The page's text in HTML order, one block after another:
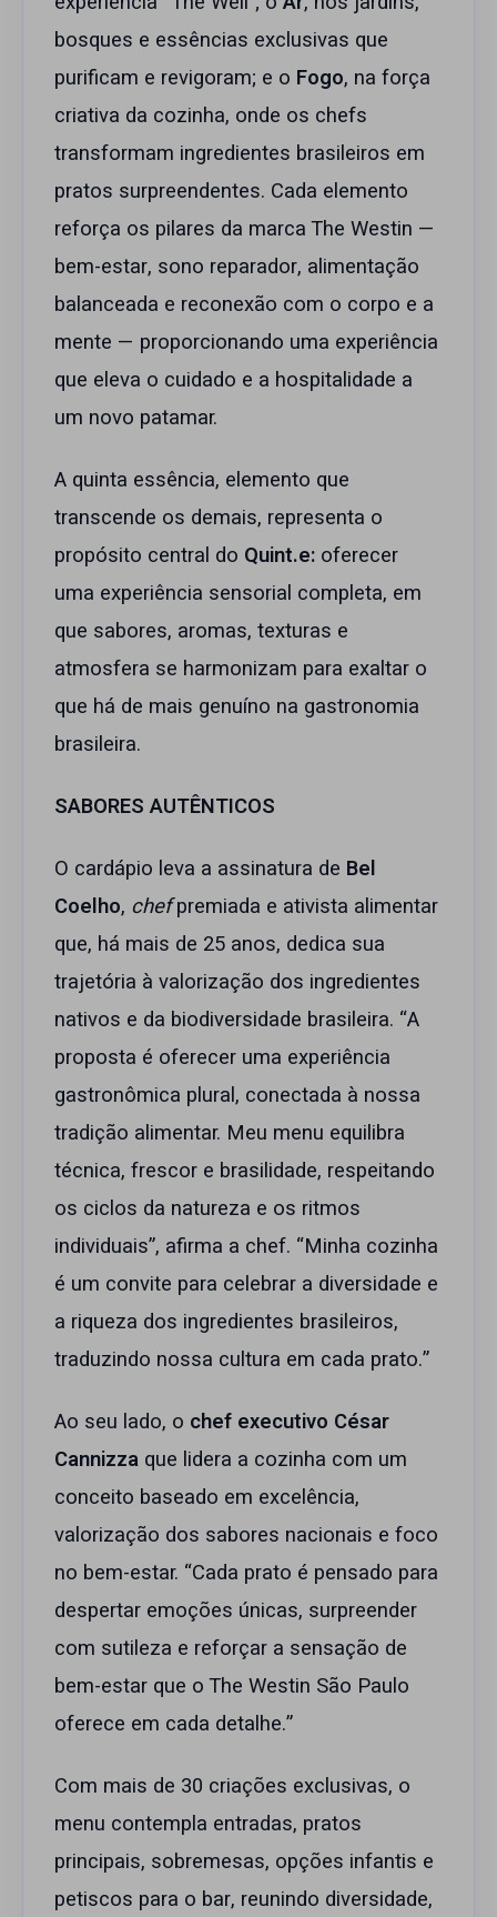
bosques e essências exclusivas que
purificam e revigoram; e o Fogo, na força
criativa da cozinha, onde os chefs
transformam ingredientes brasileiros em
pratos surpreendentes. Cada elemento
reforça os pilares da marca The Westin —
bem-estar, sono reparador, alimentação
balanceada e reconexão com o corpo e a
mente — proporcionando uma experiência
que eleva o cuidado e a hospitalidade a
um novo patamar.
A quinta essência, elemento que
transcende os demais, representa o
propósito central do Quint.e: oferecer
uma experiência sensorial completa, em
que sabores, aromas, texturas e
atmosfera se harmonizam para exaltar o
que há de mais genuíno na gastronomia
brasileira.
SABORES AUTÊNTICOS
O cardápio leva a assinatura de Bel
Coelho, chefpremiada e ativista alimentar
que, há mais de 25 anos, dedica sua
trajetória à valorização dos ingredientes
nativos e da biodiversidade brasileira. “A
proposta é oferecer uma experiência
gastronômica plural, conectada à nossa
tradição alimentar. Meu menu equilibra
técnica, frescor e brasilidade, respeitando
os ciclos da natureza e os ritmos
individuais”, afirma a chef. “Minha cozinha
é um convite para celebrar a diversidade e
a riqueza dos ingredientes brasileiros,
traduzindo nossa cultura em cada prato.”
Ao seu lado, o chef executivo César
Cannizza que lidera a cozinha com um
conceito baseado em excelência,
valorização dos sabores nacionais e foco
no bem-estar. “Cada prato é pensado para
despertar emoções únicas, surpreender
com sutileza e reforçar a sensação de
bem-estar que o The Westin São Paulo
oferece em cada detalhe.”
Com mais de 30 criações exclusivas, o
menu contempla entradas, pratos
principais, sobremesas, opções infantis e
petiscos para o bar, reunindo diversidade,